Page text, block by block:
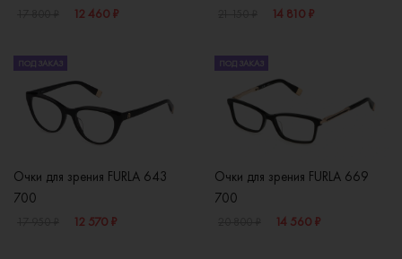
12 460 ₽ 14 810 ₽
ПОД ЗАКАЗ
Очки для зрения FURLA 643
700
12 570 ₽
ПОД ЗАКАЗ
Очки для зрения FURLA 669
700
14 560 ₽